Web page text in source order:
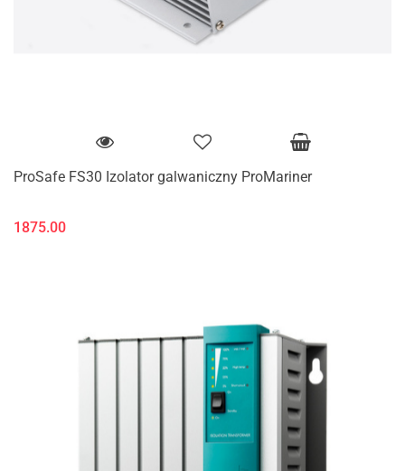
ProSafe FS30 Izolator galwaniczny ProMariner
1875.00